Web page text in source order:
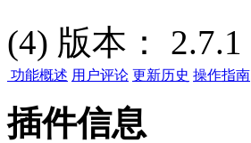
(4) 版本： 2.7.1
功能概述 用户评论 更新历史 操作指南
插件信息